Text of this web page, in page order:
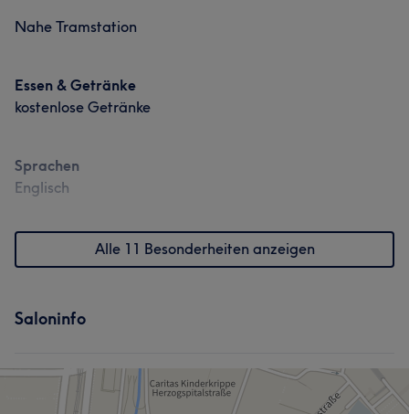
Nahe Tramstation
Essen & Getränke
kostenlose Getränke
Sprachen
Englisch
Alle 11 Besonderheiten anzeigen
Saloninfo